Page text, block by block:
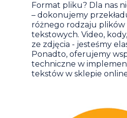
Format pliku? Dla nas
– dokonujemy
różnego rodzaju plików
tekstowych. Video,
ze zdjęcia - jesteśmy
Ponadto, oferujemy
techniczne w
tekstów w sklepie